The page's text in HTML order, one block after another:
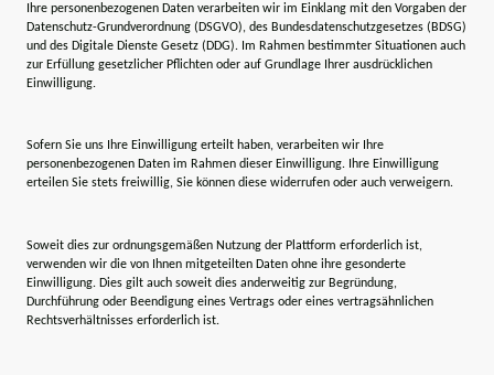
Ihre personenbezogenen Daten verarbeiten wir im Einklang mit den Vorgaben der
Datenschutz-Grundverordnung (DSGVO), des Bundesdatenschutzgesetzes (BDSG)
und des Digitale Dienste Gesetz (DDG). Im Rahmen bestimmter Situationen auch
zur Erfüllung gesetzlicher Pflichten oder auf Grundlage Ihrer ausdrücklichen
Einwilligung.
Sofern Sie uns Ihre Einwilligung erteilt haben, verarbeiten wir Ihre
personenbezogenen Daten im Rahmen dieser Einwilligung. Ihre Einwilligung
erteilen Sie stets freiwillig, Sie können diese widerrufen oder auch verweigern.
Soweit dies zur ordnungsgemäßen Nutzung der Plattform erforderlich ist,
verwenden wir die von Ihnen mitgeteilten Daten ohne ihre gesonderte
Einwilligung. Dies gilt auch soweit dies anderweitig zur Begründung,
Durchführung oder Beendigung eines Vertrags oder eines vertragsähnlichen
Rechtsverhältnisses erforderlich ist.